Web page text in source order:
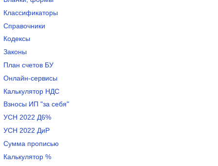
Классификаторы
Справочники
Кодексы
Законы
План счетов БУ
Онлайн-сервисы
Калькулятор НДС
Взносы ИП "за себя"
УСН 2022 Д6%
УСН 2022 ДиР
Сумма прописью
Калькулятор %